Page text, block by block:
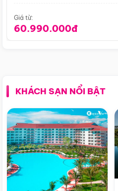
Giá từ:
60.990.000đ
KHÁCH SẠN NỔI BẬT